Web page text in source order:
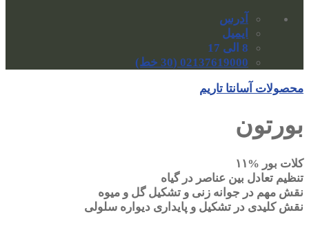
آدرس
ایمیل
8 الی 17
02137619000 (30 خط)
محصولات آسانتا تاریم
بورتون
کلات بور %۱۱
تنظیم تعادل بین عناصر در گیاه
نقش مهم در جوانه زنی و تشکیل گل و میوه
نقش کلیدی در تشکیل و پایداری دیواره سلولی